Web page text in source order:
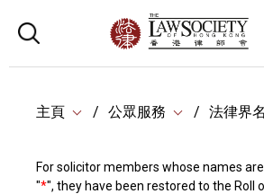
主頁 公眾服務 法律界
For solicitor members whose names
"*", they have been restored to the Roll